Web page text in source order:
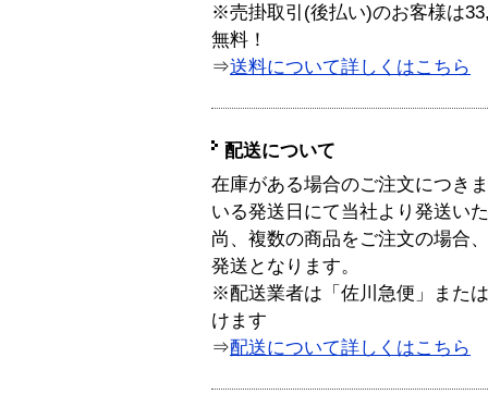
※売掛取引(後払い)のお客様は
無料！
⇒送料について詳しくはこちら
配送について
在庫がある場合のご注文につき
いる発送日にて当社より発送い
尚、複数の商品をご注文の場合
発送となります。
※配送業者は「佐川急便」また
けます
⇒配送について詳しくはこちら